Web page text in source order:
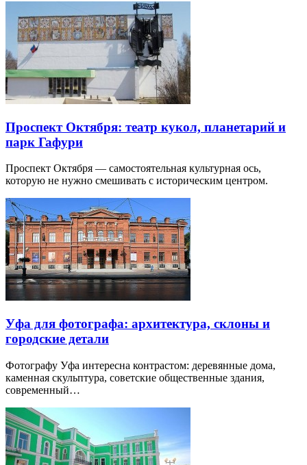
Проспект Октября: театр кукол, планетарий и
парк Гафури
Проспект Октября — самостоятельная культурная ось,
которую не нужно смешивать с историческим центром.
Уфа для фотографа: архитектура, склоны и
городские детали
Фотографу Уфа интересна контрастом: деревянные дома,
каменная скульптура, советские общественные здания,
современный…